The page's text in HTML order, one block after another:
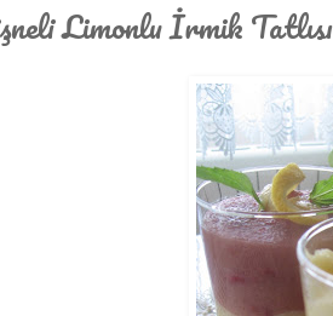
Limonlu İrmik Tatlısı